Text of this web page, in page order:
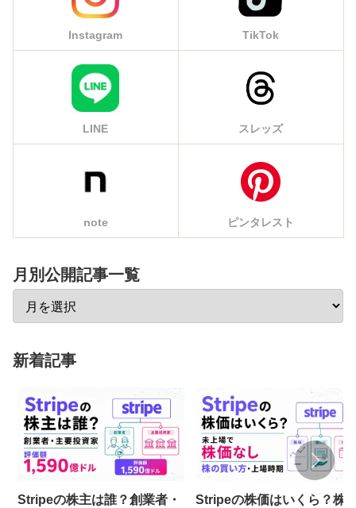
Instagram TikTok
LINE スレッズ
note ピンタレスト
月別公開記事一覧
新着記事
Stripeの株主は誰？創業者・
Stripeの株価はいくら？株